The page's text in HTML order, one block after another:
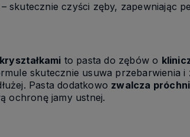
– skutecznie czyści zęby, zapewniając
to pasta do zębów o
skutecznie usuwa przebarwienia
Pasta dodatkowo zwalcza
ochronę jamy ustnej.